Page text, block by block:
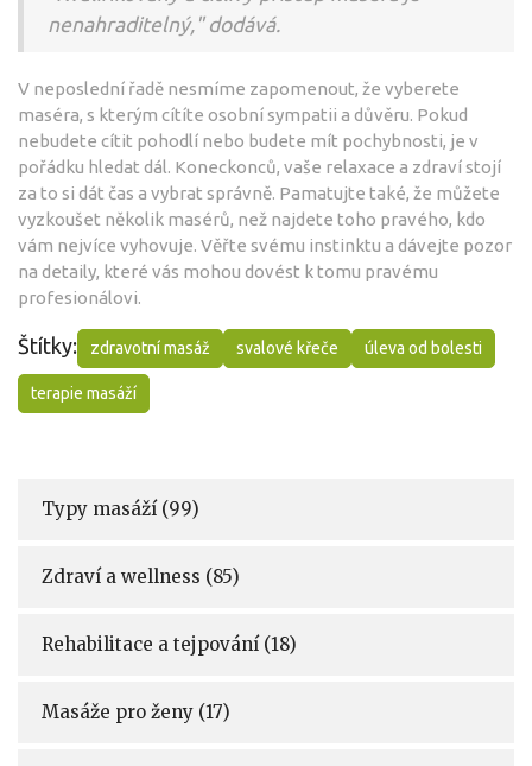
nenahraditelný," dodává.
V neposlední řadě nesmíme zapomenout, že vyberete
maséra, s kterým cítíte osobní sympatii a důvěru. Pokud
nebudete cítit pohodlí nebo budete mít pochybnosti, je v
pořádku hledat dál. Koneckonců, vaše relaxace a zdraví stojí
za to si dát čas a vybrat správně. Pamatujte také, že můžete
vyzkoušet několik masérů, než najdete toho pravého, kdo
vám nejvíce vyhovuje. Věřte svému instinktu a dávejte pozor
na detaily, které vás mohou dovést k tomu pravému
profesionálovi.
Štítky: zdravotní masáž svalové křeče úleva od bolesti
terapie masáží
Typy masáží (99)
Zdraví a wellness (85)
Rehabilitace a tejpování (18)
Masáže pro ženy (17)